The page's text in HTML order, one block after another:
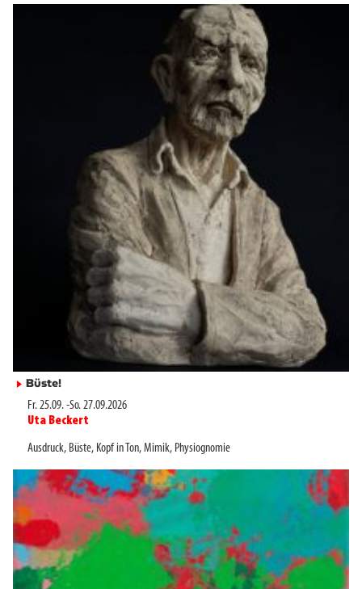
► Büste!
Fr. 25.09.-So. 27.09.2026
Uta Beckert
Ausdruck, Büste, Kopf in Ton,Mimik, Physiognomie